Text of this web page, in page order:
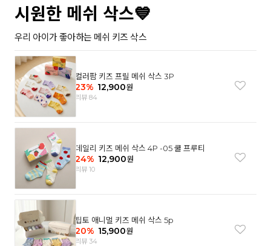
시원한 메쉬 삭스💙
우리 아이가 좋아하는 메쉬 키즈 삭스
컬러팜 키즈 프릴 메쉬 삭스 3P
23% 12,900원
리뷰 84
데일리 키즈 메쉬 삭스 4P -05 쿨 프루티
24% 12,900원
리뷰 10
팁토 애니멀 키즈 메쉬 삭스 5p
20% 15,900원
리뷰 34